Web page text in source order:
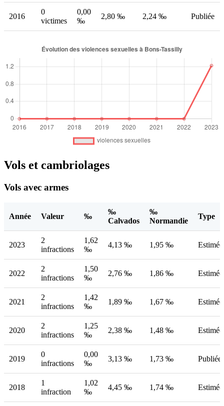
2016
0
victimes
0,00
‰
2,80 ‰ 2,24 ‰ Publiée
Vols et cambriolages
Vols avec armes
Année Valeur ‰
‰
Calvados
‰
Normandie
Type
2023
2
infractions
1,62
‰
4,13 ‰ 1,95 ‰ Estimée
2022
2
infractions
1,50
‰
2,76 ‰ 1,86 ‰ Estimée
2021
2
infractions
1,42
‰
1,89 ‰ 1,67 ‰ Estimée
2020
2
infractions
1,25
‰
2,38 ‰ 1,48 ‰ Estimée
2019
0
infractions
0,00
‰
3,13 ‰ 1,73 ‰ Publiée
2018
1
infraction
1,02
‰
4,45 ‰ 1,74 ‰ Estimée